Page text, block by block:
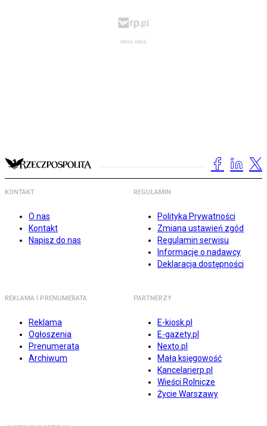
KONTAKT
O nas
Kontakt
Napisz do nas
REGULAMIN
Polityka Prywatności
Zmiana ustawień zgód
Regulamin serwisu
Informacje o nadawcy
Deklaracja dostępności
REKLAMA I PRENUMERATA
Reklama
Ogłoszenia
Prenumerata
Archiwum
PARTNERZY
E-kiosk.pl
E-gazety.pl
Nexto.pl
Mała księgowość
Kancelarierp.pl
Wieści Rolnicze
Życie Warszawy